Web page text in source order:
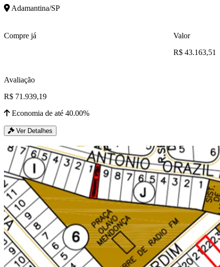
Adamantina/SP
Compre já
Valor
R$ 43.163,51
Avaliação
R$ 71.939,19
Economia de até 40.00%
Ver Detalhes